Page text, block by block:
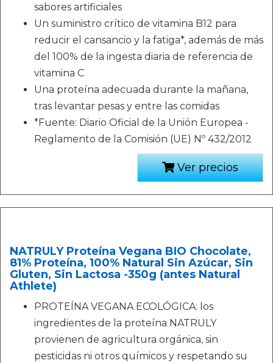
sabores artificiales
Un suministro crítico de vitamina B12 para
reducir el cansancio y la fatiga*, además de más
del 100% de la ingesta diaria de referencia de
vitamina C
Una proteína adecuada durante la mañana,
tras levantar pesas y entre las comidas
*Fuente: Diario Oficial de la Unión Europea -
Reglamento de la Comisión (UE) Nº 432/2012
Ver precios
NATRULY Proteína Vegana BIO Chocolate,
81% Proteína, 100% Natural Sin Azúcar, Sin
Gluten, Sin Lactosa -350g (antes Natural
Athlete)
PROTEÍNA VEGANA ECOLÓGICA: los
ingredientes de la proteína NATRULY
provienen de agricultura orgánica, sin
pesticidas ni otros químicos y respetando su